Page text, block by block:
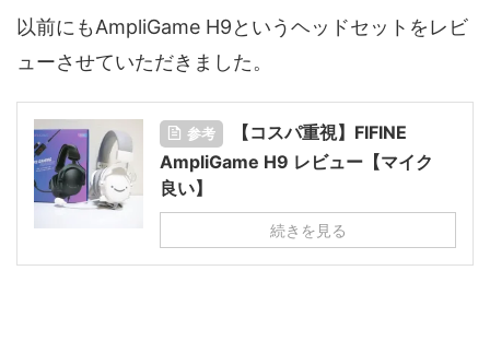
以前にもAmpliGame H9というヘッドセットをレビ
ューさせていただきました。
参考
【コスパ重視】FIFINE
AmpliGame H9 レビュー【マイク
良い】
続きを見る